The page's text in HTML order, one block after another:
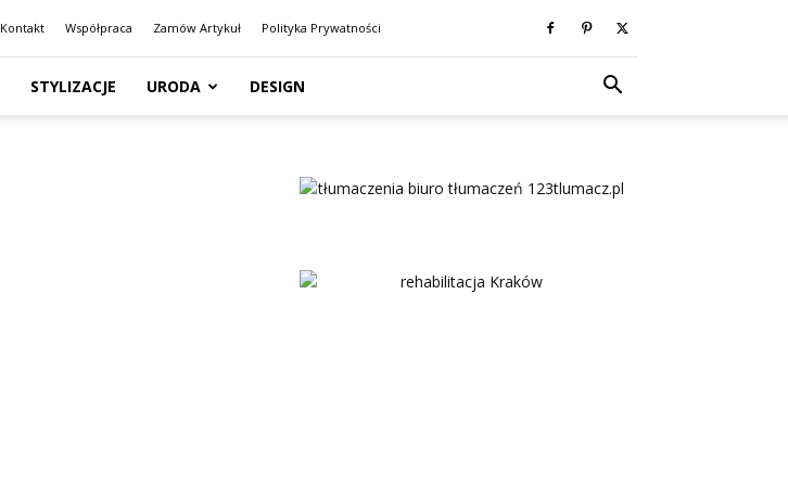
Kontakt Współpraca Zamów Artykuł Polityka Prywatności
STYLIZACJE URODA DESIGN